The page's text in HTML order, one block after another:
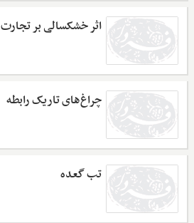
اثر خشکسالی بر تجارت
چراغ‌های تاریک رابطه
تب گعده